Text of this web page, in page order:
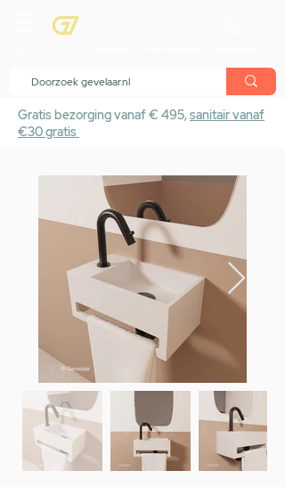
Gratis bezorging vanaf € 495,sanitair vanaf
€30 gratis